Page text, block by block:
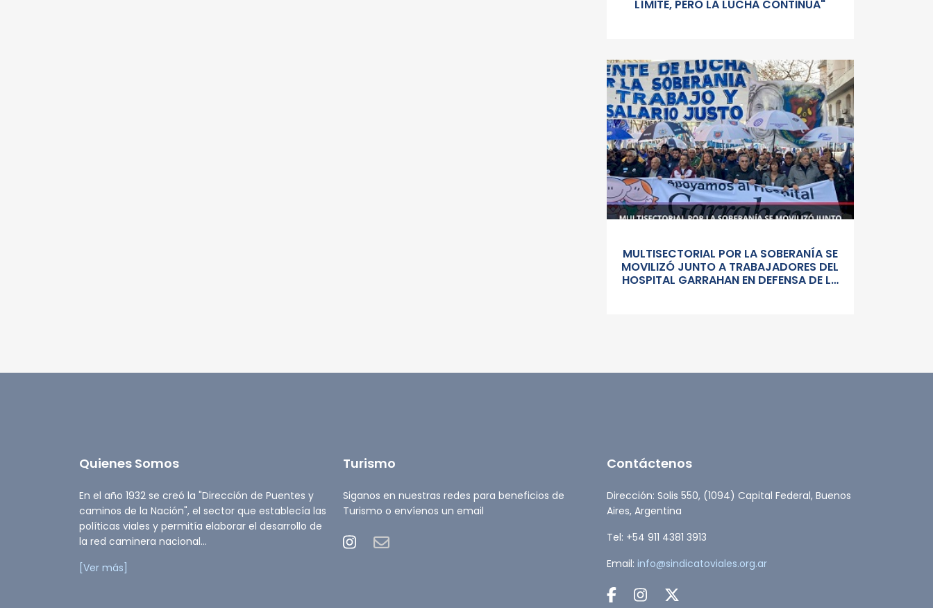
LÍMITE, PERO LA LUCHA CONTINÚA"
MULTISECTORIAL POR LA SOBERANÍA SE
MOVILIZÓ JUNTO A TRABAJADORES DEL
HOSPITAL GARRAHAN EN DEFENSA DE LA
Quienes Somos
En el año 1932 se creó la "Dirección de Puentes y
caminos de la Nación", el sector que establecía las
políticas viales y permitía elaborar el desarrollo de
la red caminera nacional...
[Ver más]
Turismo
Siganos en nuestras redes para beneficios de
Turismo o envíenos un email
Contáctenos
Dirección: Solis 550, (1094) Capital Federal, Buenos
Aires, Argentina
Tel: +54 911 4381 3913
Email: info@sindicatoviales.org.ar